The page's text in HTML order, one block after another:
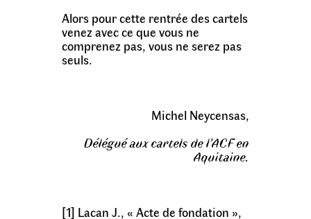
Alors pour cette rentrée des cartels
venez avec ce que vous ne
comprenez pas, vous ne serez pas
seuls.
Michel Neycensas,
Délégué aux cartels de l’ACF en
Aquitaine.
[1] Lacan J., « Acte de fondation »,